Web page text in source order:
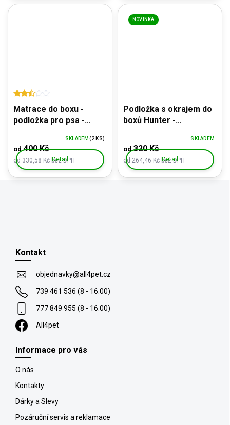
Matrace do boxu -
podložka pro psa -
od 330,58 Kč bez DPH
od400 Kč
SKLADEM (2 KS)
Detail
NOVINKA
Podložka s okrajem do
boxů Hunter -
termoizolační
od 264,46 Kč bez DPH
od320 Kč
SKLADEM
Detail
Kontakt
objednavky@all4pet.cz
739 461 536 (8 - 16:00)
777 849 955 (8 - 16:00)
All4pet
Informace pro vás
O nás
Kontakty
Dárky a Slevy
Pozáruční servis a reklamace